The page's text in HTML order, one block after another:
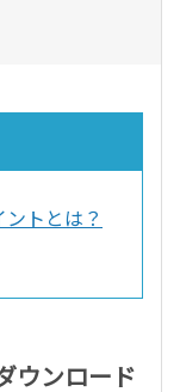
トとは？
ウンロード